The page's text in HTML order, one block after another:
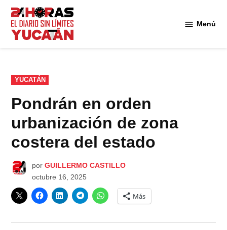
Saltar
contenido
Menú
PUBLICADO
EN
YUCATÁN
Pondrán en orden
urbanización de zona
costera del estado
por GUILLERMO CASTILLO
octubre 16, 2025
Más